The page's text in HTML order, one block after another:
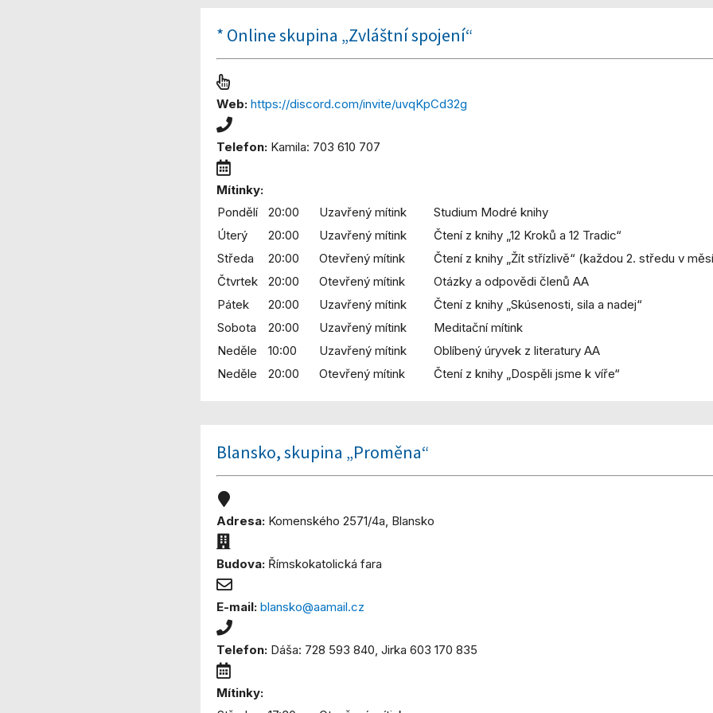
* Online skupina „Zvláštní spojení“
Web: https://discord.com/invite/uvqKpCd32g
Telefon: Kamila: 703 610 707
Mítinky:
Pondělí
20:00 Uzavřený mítink
Studium Modré knihy
Úterý
20:00 Uzavřený mítink
Čtení z knihy „12 Kroků a 12 Tradic“
Středa
20:00 Otevřený mítink
Čtení z knihy „Žít střízlivě“ (každou 2. středu v
Čtvrtek
20:00 Otevřený mítink
Otázky a odpovědi členů AA
Pátek
20:00 Uzavřený mítink
Čtení z knihy „Skúsenosti, sila a nadej“
Sobota
20:00 Uzavřený mítink
Meditační mítink
Neděle
10:00 Uzavřený mítink
Oblíbený úryvek z literatury AA
Neděle
20:00 Otevřený mítink Čtení z knihy „Dospěli jsme k víře“
Blansko, skupina „Proměna“
Adresa: Komenského 2571/4a, Blansko
Budova: Římskokatolická fara
E-mail: blansko@aamail.cz
Telefon: Dáša: 728 593 840, Jirka 603 170 835
Mítinky: